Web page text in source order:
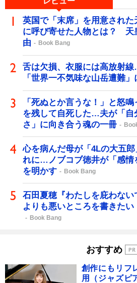
英国で「末席」を用意された
に呼び寄せた人物とは？ 天
由
Book Bang
舌は欠損、衣服には高放射
「世界一不気味な山岳遭難」
「死ぬとか言うな！」と怒
を残して自死した…夫が「自
さ」に向き合う魂の一冊
心を病んだ母が「4Lの大五
れに…ノブコブ徳井が「感情
を明かす
Book Bang
石田夏穂『わたしを庇わな
よりも悪いところを書きたい
Book Bang
おすすめ
創作にもリフ
用（ジャズ